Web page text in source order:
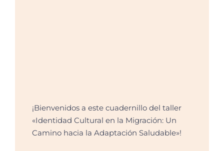
¡Bienvenidos a este cuadernillo del taller
«Identidad Cultural en la Migración: Un
Camino hacia la Adaptación Saludable»!